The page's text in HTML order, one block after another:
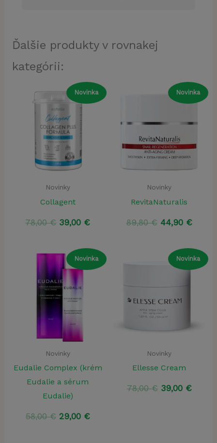
Ďalšie produkty v rovnakej
kategórii:
Novinka
Novinky
Collagent
78,00€ Pôvodná
78,00 €.
39,00 €Aktuálna
39,00 €.
Novinka
Novinky
RevitaNaturalis
89,80€ Pôvodná
89,80 €.
44,90 €
Novinka
Novinky
Eudalie Complex (krém
Eudalie a sérum
Eudalie)
58,00€ Pôvodná
29,00 €Aktuálna
Novinka
Novinky
Ellesse Cream
78,00€ Pôvodná
39,00 €